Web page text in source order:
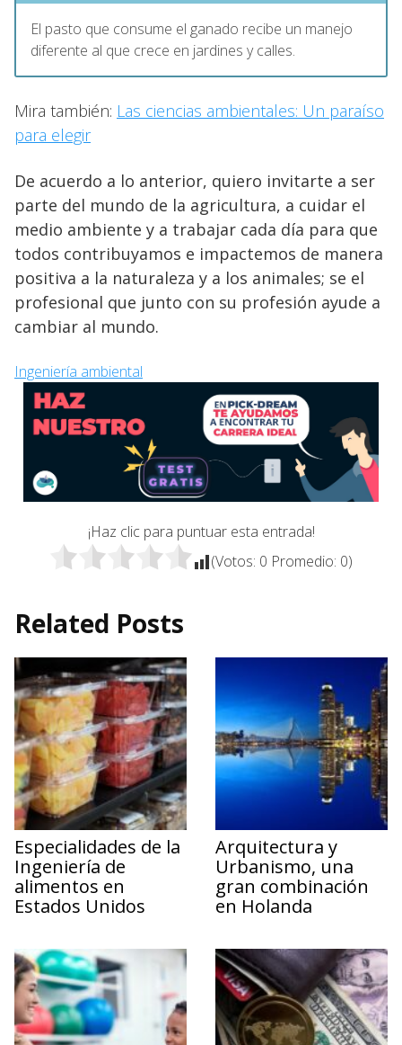
El pasto que consume el ganado recibe un manejo
diferente al que crece en jardines y calles.
Mira también: Las ciencias ambientales: Un paraíso
para elegir
De acuerdo a lo anterior, quiero invitarte a ser
parte del mundo de la agricultura, a cuidar el
medio ambiente y a trabajar cada día para que
todos contribuyamos e impactemos de manera
positiva a la naturaleza y a los animales; se el
profesional que junto con su profesión ayude a
cambiar al mundo.
Ingeniería ambiental
¡Haz clic para puntuar esta entrada!
(Votos: 0 Promedio: 0)
Related Posts
Especialidades de la
Ingeniería de
alimentos en
Estados Unidos
Arquitectura y
Urbanismo, una
gran combinación
en Holanda